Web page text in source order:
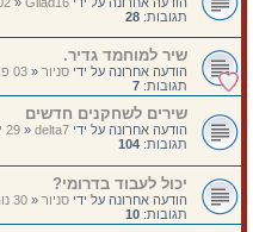
תגובות: 28
שיר למוחמד גדיר.
הודעה אחרונה על ידי סניור«03 פברואר 2016, 14:01
תגובות: 7
שירים לשחקנים חדשים
הודעה אחרונה על ידי delta7
«29 ינואר 2016, 22:48
תגובות: 104
יכול לעבוד בדרומי?
הודעה אחרונה על ידי סניור«30 נובמבר 2015, 13:33
תגובות: 10